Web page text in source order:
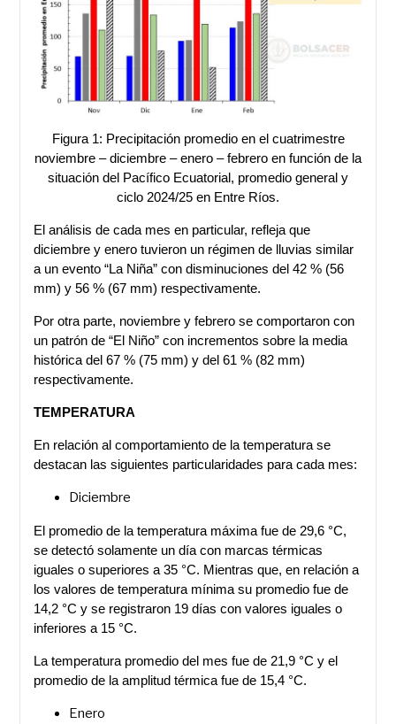
Figura 1: Precipitación promedio en el cuatrimestre
noviembre – diciembre – enero – febrero en función de la
situación del Pacífico Ecuatorial, promedio general y
ciclo 2024/25 en Entre Ríos.
El análisis de cada mes en particular, refleja que
diciembre y enero tuvieron un régimen de lluvias similar
a un evento “La Niña” con disminuciones del 42 % (56
mm) y 56 % (67 mm) respectivamente.
Por otra parte, noviembre y febrero se comportaron con
un patrón de “El Niño” con incrementos sobre la media
histórica del 67 % (75 mm) y del 61 % (82 mm)
respectivamente.
TEMPERATURA
En relación al comportamiento de la temperatura se
destacan las siguientes particularidades para cada mes:
Diciembre
El promedio de la temperatura máxima fue de 29,6 °C,
se detectó solamente un día con marcas térmicas
iguales o superiores a 35 °C. Mientras que, en relación a
los valores de temperatura mínima su promedio fue de
14,2 °C y se registraron 19 días con valores iguales o
inferiores a 15 °C.
La temperatura promedio del mes fue de 21,9 °C y el
promedio de la amplitud térmica fue de 15,4 °C.
Enero